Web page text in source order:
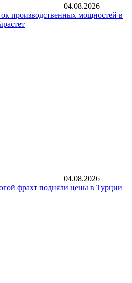
04.08.2026
производственных мощностей в
04.08.2026
фрахт подняли цены в Турции